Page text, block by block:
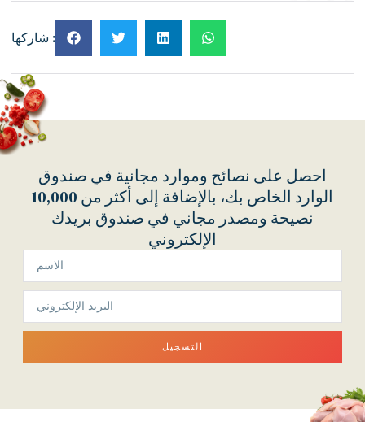
شاركها :
احصل على نصائح وموارد مجانية في صندوق
الوارد الخاص بك، بالإضافة إلى أكثر من 10,000
نصيحة ومصدر مجاني في صندوق بريدك
الإلكتروني
التسجيل